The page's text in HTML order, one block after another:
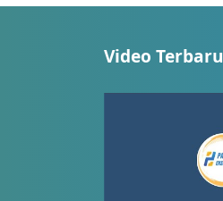
Video Terbaru